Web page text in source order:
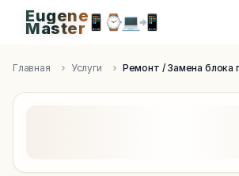
Apple Diagnostics & Engineering
Eugene
Master📱 ⌚💻📲
Главная Услуги Ремонт / Замена блока